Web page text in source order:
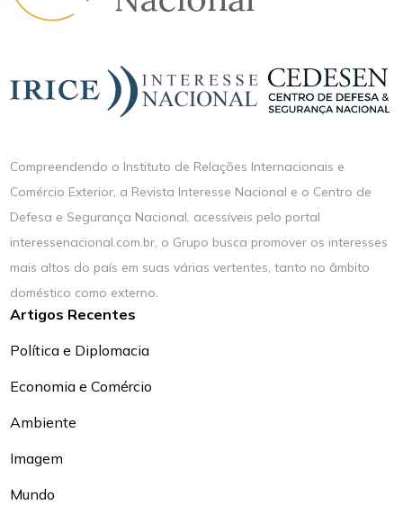
Compreendendo o Instituto de Relações Internacionais e
Comércio Exterior, a Revista Interesse Nacional e o Centro de
Defesa e Segurança Nacional, acessíveis pelo portal
interessenacional.com.br, o Grupo busca promover os interesses
mais altos do país em suas várias vertentes, tanto no âmbito
doméstico como externo.
Artigos Recentes
Política e Diplomacia
Economia e Comércio
Ambiente
Imagem
Mundo